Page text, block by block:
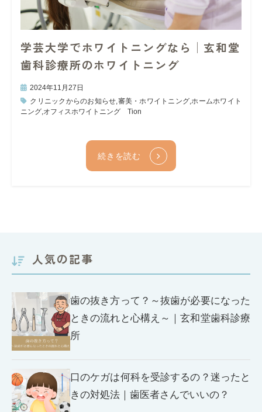
学芸大学でホワイトニングなら│玄和堂
歯科診療所のホワイトニング
2024年11月27日
クリニックからのお知らせ,審美・ホワイトニング,ホームホワイト
ニング,オフィスホワイトニング Tion
続きを読む
人気の記事
歯の抜き方って？～抜歯が必要になった
ときの流れと心構え～｜玄和堂歯科診療
所
口のケガは何科を受診するの？迷ったと
きの対処法｜歯医者さんでいいの？